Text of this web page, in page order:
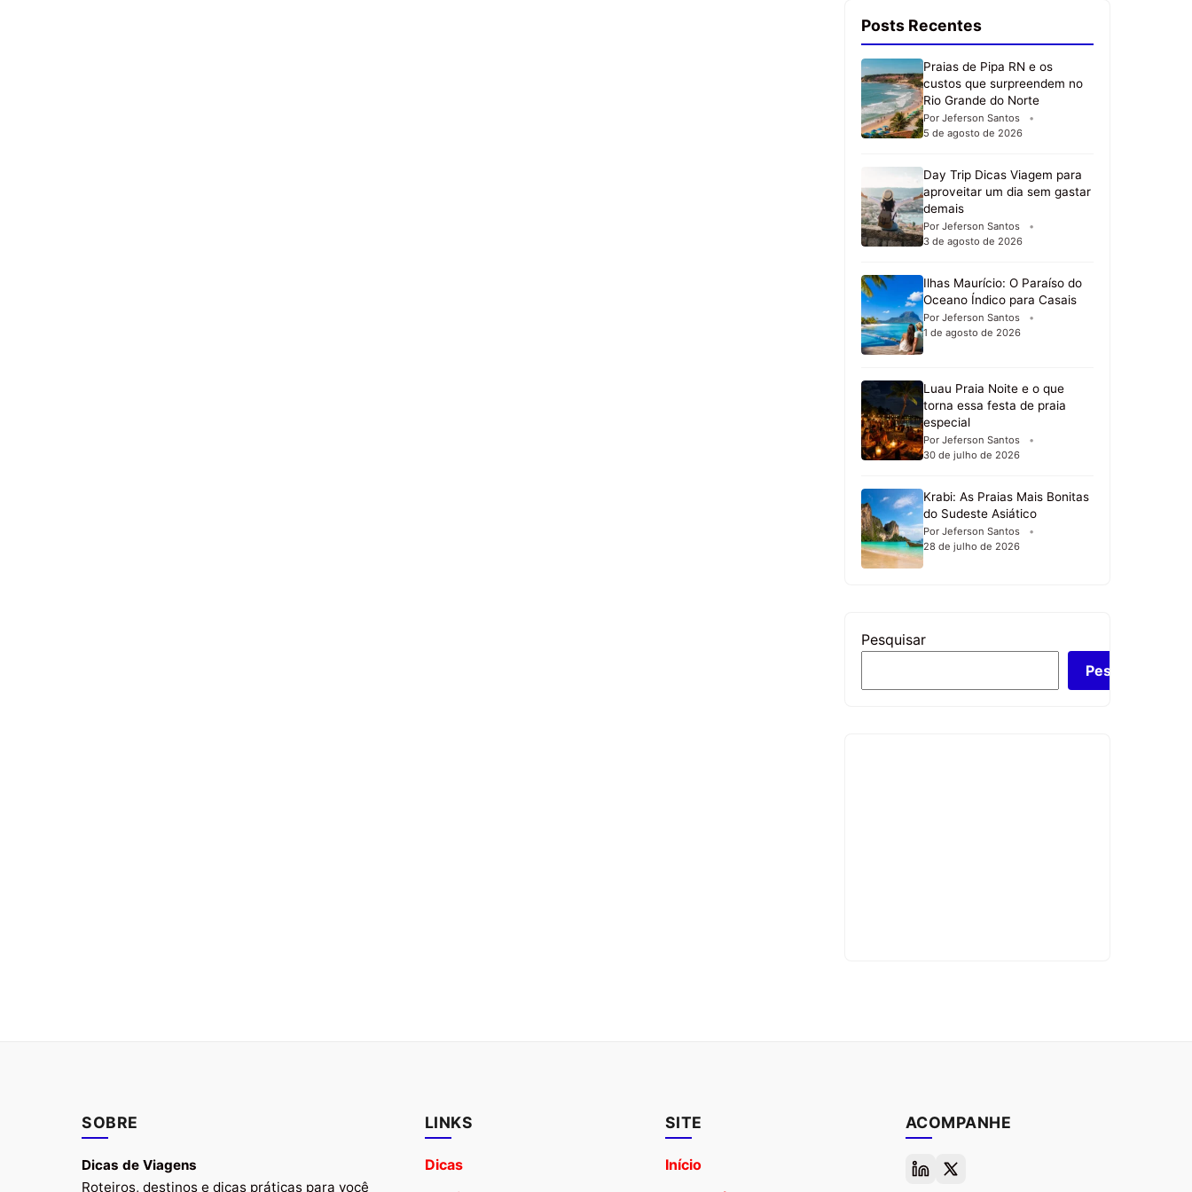
Posts Recentes
Praias de Pipa RN e os
custos que surpreendem no
Rio Grande do Norte
Por Jeferson Santos
5 de agosto de 2026
Day Trip Dicas Viagem para
aproveitar um dia sem gastar
demais
Por Jeferson Santos
3 de agosto de 2026
Ilhas Maurício: O Paraíso do
Oceano Índico para Casais
Por Jeferson Santos
1 de agosto de 2026
Luau Praia Noite e o que
torna essa festa de praia
especial
Por Jeferson Santos
30 de julho de 2026
Krabi: As Praias Mais Bonitas
do Sudeste Asiático
Por Jeferson Santos
28 de julho de 2026
Pesquisar
Pesquisar
SOBRE
Dicas de Viagens
Roteiros, destinos e dicas práticas para você
LINKS
Dicas
SITE
Início
ACOMPANHE